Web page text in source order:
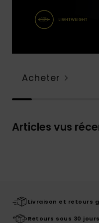
Acheter
Articles vus
Livraison et retours
Retours sous 30 jours